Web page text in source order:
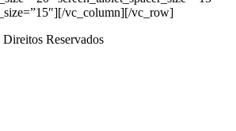
vc_column][/vc_row]
Reservados